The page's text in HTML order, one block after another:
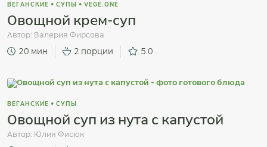
ВЕГАНСКИЕ • СУПЫ • VEGE.ONE
Овощной крем-суп
Автор: Валерия Фирсова
20 мин 2 порции 5.0
ВЕГАНСКИЕ • СУПЫ
Овощной суп из нута с капустой
Автор: Юлия Фисюк